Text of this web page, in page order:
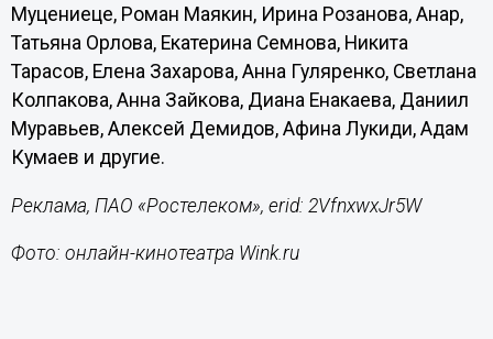
Муцениеце, Роман Маякин, Ирина Розанова, Анар,
Татьяна Орлова, Екатерина Семнова, Никита
Тарасов, Елена Захарова, Анна Гуляренко, Светлана
Колпакова, Анна Зайкова, Диана Енакаева, Даниил
Муравьев, Алексей Демидов, Афина Лукиди, Адам
Кумаев и другие.
Реклама, ПАО «Ростелеком», erid: 2VfnxwxJr5W
Фото: онлайн-кинотеатра Wink.ru